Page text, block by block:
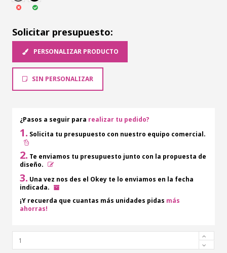
Solicitar presupuesto:
PERSONALIZAR PRODUCTO
SIN PERSONALIZAR
¿Pasos a seguir para realizar tu pedido?
1. Solicita tu presupuesto con nuestro equipo comercial.
2. Te enviamos tu presupuesto junto con la propuesta de
diseño.
3. Una vez nos des el Okey te lo enviamos en la fecha
indicada.
¡Y recuerda que cuantas más unidades pidas más
ahorras!